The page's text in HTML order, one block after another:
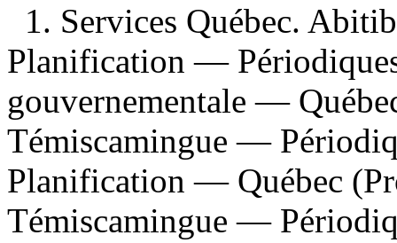
1. Services Québec.
Planification —
gouvernementale —
Témiscamingue —
Planification — Québec
Témiscamingue —